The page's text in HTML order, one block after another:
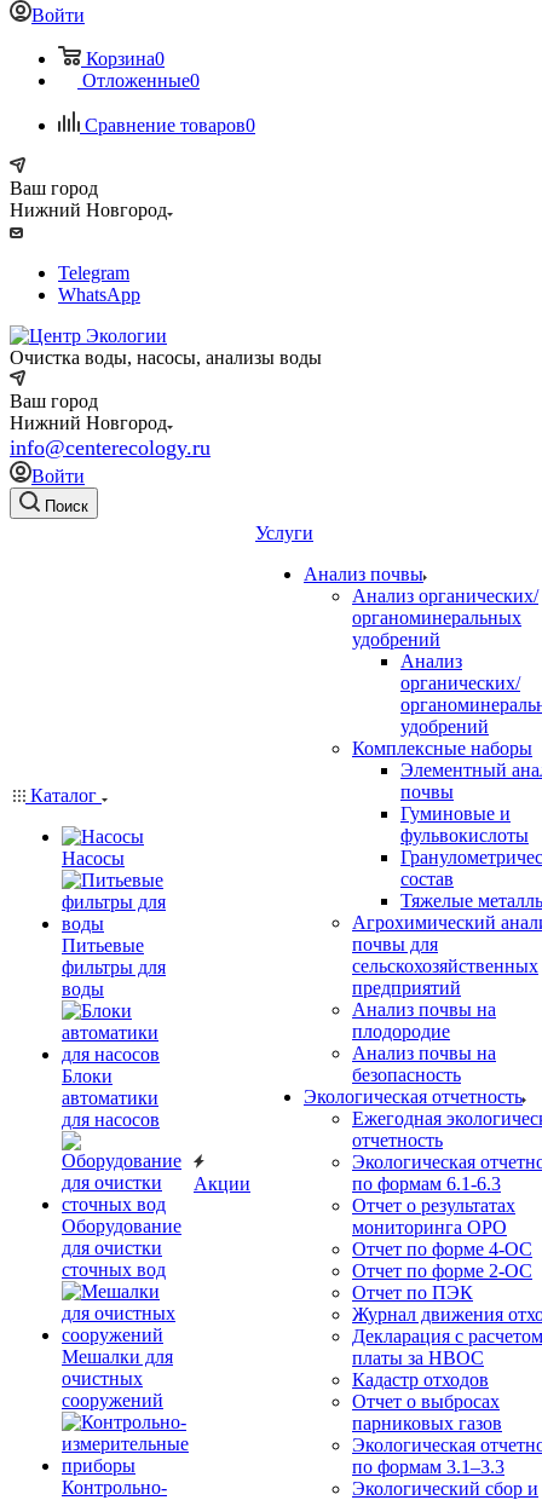
Войти
Корзина0
Отложенные0
Сравнение товаров0
Ваш город
Нижний Новгород
Telegram
WhatsApp
Очистка воды, насосы, анализы воды
Ваш город
Нижний Новгород
info@centerecology.ru
Войти
Поиск
Каталог
Насосы
Питьевые
фильтры для
воды
Блоки
автоматики
для насосов
Оборудование
для очистки
сточных вод
Мешалки для
очистных
сооружений
Контрольно-
Акции
Услуги
Анализ почвы
Анализ органических/
органоминеральных
удобрений
Анализ
органических/
удобрений
Комплексные наборы
Элементный
почвы
Гуминовые и
фульвокислоты
состав
Тяжелые
Агрохимический
почвы для
сельскохозяйственных
предприятий
Анализ почвы на
плодородие
Анализ почвы на
безопасность
Экологическая отчетность
Ежегодная
отчетность
Экологическая
по формам 6.1-6.3
Отчет о результатах
мониторинга ОРО
Отчет по форме 4-ОС
Отчет по форме 2-ОС
Отчет по ПЭК
Журнал движения
Декларация с расчетом
платы за НВОС
Кадастр отходов
Отчет о выбросах
парниковых газов
Экологическая
по формам 3.1–3.3
Экологический сбор и